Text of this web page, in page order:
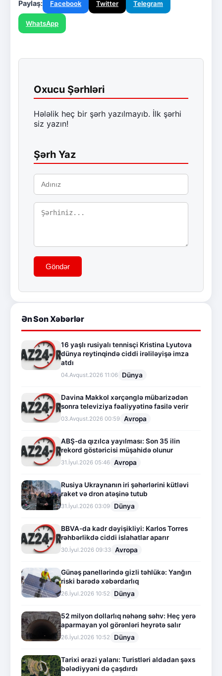
Paylaş: Facebook Twitter Telegram
WhatsApp
Oxucu Şərhləri
Hələlik heç bir şərh yazılmayıb. İlk şərhi
siz yazın!
Şərh Yaz
Göndər
Ən Son Xəbərlər
16 yaşlı rusiyalı tennisçi Kristina Lyutova
dünya reytinqində ciddi irəliləyişə imza
atdı
04.Avqust.2026 11:06 Dünya
Davina Makkol xərçənglə mübarizədən
sonra televiziya fəaliyyətinə fasilə verir
03.Avqust.2026 00:59 Avropa
ABŞ-da qızılca yayılması: Son 35 ilin
rekord göstəricisi müşahidə olunur
31.İyul.2026 05:46 Avropa
Rusiya Ukraynanın iri şəhərlərini kütləvi
raket və dron atəşinə tutub
31.İyul.2026 03:09 Dünya
BBVA-da kadr dəyişikliyi: Karlos Torres
rəhbərlikdə ciddi islahatlar aparır
30.İyul.2026 09:33 Avropa
Günəş panellərində gizli təhlükə: Yanğın
riski barədə xəbərdarlıq
26.İyul.2026 10:52 Dünya
52 milyon dollarlıq nəhəng səhv: Heç yerə
aparmayan yol görənləri heyrətə salır
26.İyul.2026 10:52 Dünya
Tarixi ərazi yalanı: Turistləri aldadan şəxs
bələdiyyəni də çaşdırdı